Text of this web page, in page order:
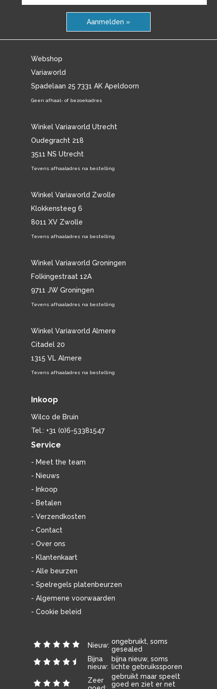
Aanmelden »
Webshop
Variaworld
Spadelaan 25 7331 AK Apeldoorn
Geen afhaal- of bezoekadres
Winkel Variaworld Utrecht
Oudegracht 218
3511 NS Utrecht
Tevens afhaaladres na bestelling
Winkel Variaworld Zwolle
Klokkensteeg 6
8011 XV Zwolle
Tevens afhaaladres na bestelling
Winkel Variaworld Groningen
Folkingestraat 12A
9711 JW Groningen
Tevens afhaaladres na bestelling
Winkel Variaworld Almere
Citadel 20
1315 VL Almere
Tevens afhaaladres na bestelling
Inkoop
Wilco de Bruin
Tel.: +31 (0)6-53381547
Service
- Meet the team
- Nieuws
- Inkoop
- Betalen
- Verzendkosten
- Contact
- Over ons
- Klantenkaart
- Alle beurzen
- Spelregels platenbeurzen
- Algemene voorwaarden
- Cookie beleid
Nieuw: ongebruikt, soms
gesealed
Bijna
nieuw:
bijna nieuw, soms
lichte gebruikssporen
Zeer
gebruikt maar speelt
goed en ziet er net